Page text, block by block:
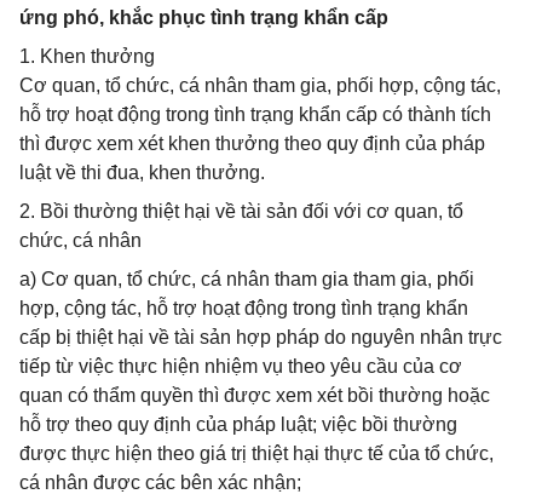
ứng phó, khắc phục tình trạng khẩn cấp
1. Khen thưởng
Cơ quan, tổ chức, cá nhân tham gia, phối hợp, cộng tác,
hỗ trợ hoạt động trong tình trạng khẩn cấp có thành tích
thì được xem xét khen thưởng theo quy định của pháp
luật về thi đua, khen thưởng.
2. Bồi thường thiệt hại về tài sản đối với cơ quan, tổ
chức, cá nhân
a) Cơ quan, tổ chức, cá nhân tham gia tham gia, phối
hợp, cộng tác, hỗ trợ hoạt động trong tình trạng khẩn
cấp bị thiệt hại về tài sản hợp pháp do nguyên nhân trực
tiếp từ việc thực hiện nhiệm vụ theo yêu cầu của cơ
quan có thẩm quyền thì được xem xét bồi thường hoặc
hỗ trợ theo quy định của pháp luật; việc bồi thường
được thực hiện theo giá trị thiệt hại thực tế của tổ chức,
cá nhân được các bên xác nhận;